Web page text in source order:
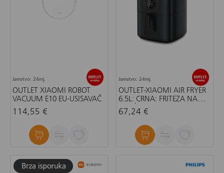
Jamstvo: 24mj.
OUTLET XIAOMI ROBOT
VACUUM E10 EU-USISAVAČ
114,55 €
Jamstvo: 24mj.
OUTLET-XIAOMI AIR FRYER
6.5L: CRNA: FRITEZA NA
VRUĆI ZRAK
67,24 €